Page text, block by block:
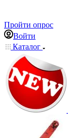
Пройти опрос
Войти
Каталог